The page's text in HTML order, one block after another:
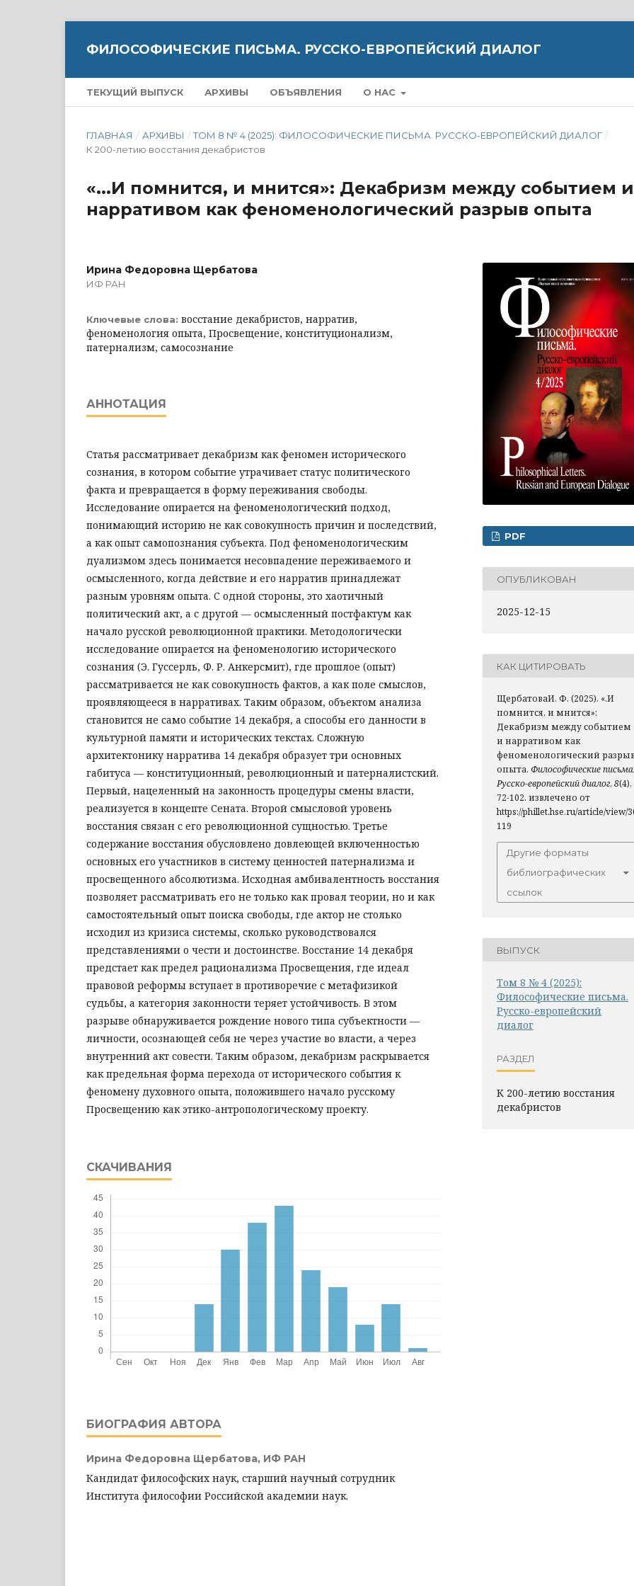
ФИЛОСОФИЧЕСКИЕ ПИСЬМА. РУССКО-ЕВРОПЕЙСКИЙ ДИАЛОГ
ТЕКУЩИЙ ВЫПУСК АРХИВЫ ОБЪЯВЛЕНИЯ О НАС
ГЛАВНАЯ / АРХИВЫ / ТОМ 8 № 4 (2025): ФИЛОСОФИЧЕСКИЕ ПИСЬМА. РУССКО-ЕВРОПЕЙСКИЙ ДИАЛОГ /
К 200-летию восстания декабристов
«...И помнится, и мнится»: Декабризм между событием и
нарративом как феноменологический разрыв опыта
Ирина Федоровна Щербатова
ИФ РАН
Ключевые слова: восстание декабристов, нарратив,
феноменология опыта, Просвещение, конституционализм,
патернализм, самосознание
АННОТАЦИЯ
Статья рассматривает декабризм как феномен исторического
сознания, в котором событие утрачивает статус политического
факта и превращается в форму переживания свободы.
Исследование опирается на феноменологический подход,
понимающий историю не как совокупность причин и последствий,
а как опыт самопознания субъекта. Под феноменологическим
дуализмом здесь понимается несовпадение переживаемого и
осмысленного, когда действие и его нарратив принадлежат
разным уровням опыта. С одной стороны, это хаотичный
политический акт, а с другой — осмысленный постфактум как
начало русской революционной практики. Методологически
исследование опирается на феноменологию исторического
сознания (Э. Гуссерль, Ф. Р. Анкерсмит), где прошлое (опыт)
рассматривается не как совокупность фактов, а как поле смыслов,
проявляющееся в нарративах. Таким образом, объектом анализа
становится не само событие 14 декабря, а способы его данности в
культурной памяти и исторических текстах. Сложную
архитектонику нарратива 14 декабря образует три основных
габитуса — конституционный, революционный и патерналистский.
Первый, нацеленный на законность процедуры смены власти,
реализуется в концепте Сената. Второй смысловой уровень
восстания связан с его революционной сущностью. Третье
содержание восстания обусловлено довлеющей включенностью
основных его участников в систему ценностей патернализма и
просвещенного абсолютизма. Исходная амбивалентность восстания
позволяет рассматривать его не только как провал теории, но и как
самостоятельный опыт поиска свободы, где актор не столько
исходил из кризиса системы, сколько руководствовался
представлениями о чести и достоинстве. Восстание 14 декабря
предстает как предел рационализма Просвещения, где идеал
правовой реформы вступает в противоречие с метафизикой
судьбы, а категория законности теряет устойчивость. В этом
разрыве обнаруживается рождение нового типа субъектности —
личности, осознающей себя не через участие во власти, а через
внутренний акт совести. Таким образом, декабризм раскрывается
как предельная форма перехода от исторического события к
феномену духовного опыта, положившего начало русскому
Просвещению как этико-антропологическому проекту.
СКАЧИВАНИЯ
БИОГРАФИЯ АВТОРА
Ирина Федоровна Щербатова, ИФ РАН
Кандидат философских наук, старший научный сотрудник
Института философии Российской академии наук.
PDF
ОПУБЛИКОВАН
2025-12-15
КАК ЦИТИРОВАТЬ
ЩербатоваИ. Ф. (2025). «.И
помнится, и мнится»:
Декабризм между событием
и нарративом как
феноменологический разрыв
опыта. Философические письма.
Русско-европейский диалог, 8(4),
72-102. извлечено от
https://phillet.hse.ru/article/view/
119
Другие форматы
библиографических
ссылок
ВЫПУСК
Том 8 № 4 (2025):
Философические письма.
Русско-европейский
диалог
РАЗДЕЛ
К 200-летию восстания
декабристов